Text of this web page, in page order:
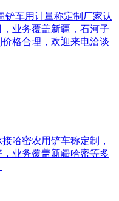
铲车用计量称定制厂家认
业务覆盖新疆，石河子
格合理，欢迎来电洽谈
哈密农用铲车称定制，
业务覆盖新疆哈密等多